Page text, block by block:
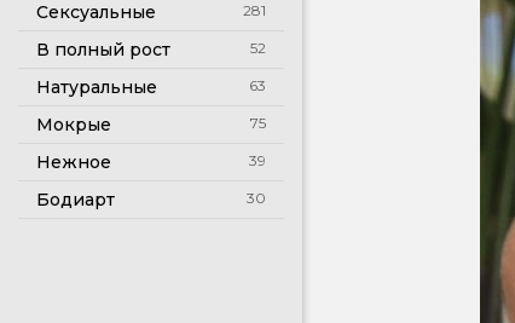
Сексуальные 281
В полный рост 52
Натуральные 63
Мокрые 75
Нежное 39
Бодиарт 30